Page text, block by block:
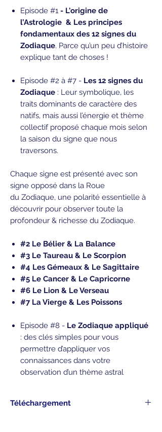
Episode #1 - L'origine de
l’Astrologie & Les principes
fondamentaux des 12 signes du
Zodiaque. Parce qu’un peu d’histoire
explique tant de choses !
Episode #2 à #7 - Les 12 signes du
Zodiaque : Leur symbolique, les
traits dominants de caractère des
natifs, mais aussi l’énergie et thème
collectif proposé chaque mois selon
la saison du signe que nous
traversons.
Chaque signe est présenté avec son
signe opposé dans la Roue
du Zodiaque, une polarité essentielle à
découvrir pour observer toute la
profondeur & richesse du Zodiaque.
#2 Le Bélier & La Balance
#3 Le Taureau & Le Scorpion
#4 Les Gémeaux & Le Sagittaire
#5 Le Cancer & Le Capricorne
#6 Le Lion & Le Verseau
#7 La Vierge & Les Poissons
Episode #8 - Le Zodiaque appliqué
: des clés simples pour vous
permettre d’appliquer vos
connaissances dans votre
observation d’un thème astral
Téléchargement